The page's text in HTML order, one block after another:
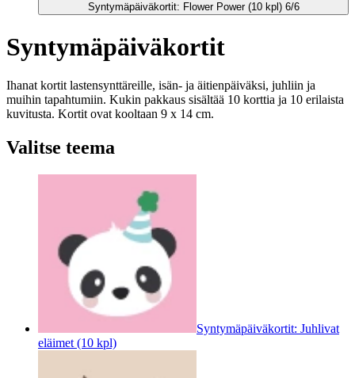
Syntymäpäiväkortit: Flower Power (10 kpl) 6/6
Syntymäpäiväkortit
Ihanat kortit lastensynttäreille, isän- ja äitienpäiväksi, juhliin ja
muihin tapahtumiin. Kukin pakkaus sisältää 10 korttia ja 10 erilaista
kuvitusta. Kortit ovat kooltaan 9 x 14 cm.
Valitse teema
Syntymäpäiväkortit: Juhlivat
eläimet (10 kpl)